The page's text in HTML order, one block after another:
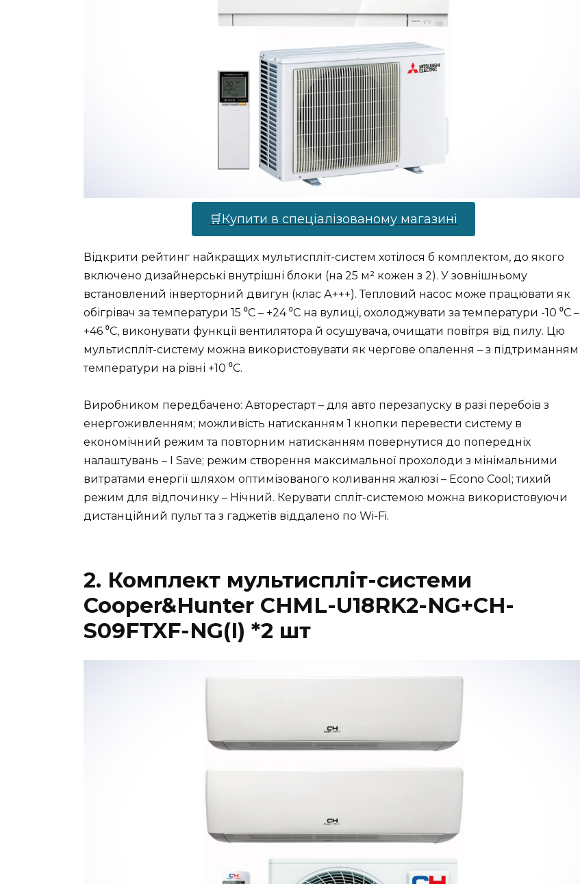
🛒Купити в спеціалізованому магазині
Відкрити рейтинг найкращих мультиспліт-систем хотілося б комплектом, до якого
включено дизайнерські внутрішні блоки (на 25 м² кожен з 2). У зовнішньому
встановлений інверторний двигун (клас А+++). Тепловий насос може працювати як
обігрівач за температури 15 ⁰С – +24 ⁰С на вулиці, охолоджувати за температури -10 ⁰С –
+46 ⁰С, виконувати функції вентилятора й осушувача, очищати повітря від пилу. Цю
мультиспліт-систему можна використовувати як чергове опалення – з підтриманням
температури на рівні +10 ⁰С.
Виробником передбачено: Авторестарт – для авто перезапуску в разі перебоїв з
енергоживленням; можливість натисканням 1 кнопки перевести систему в
економічний режим та повторним натисканням повернутися до попередніх
налаштувань – I Save; режим створення максимальної прохолоди з мінімальними
витратами енергії шляхом оптимізованого коливання жалюзі – Econo Cool; тихий
режим для відпочинку – Нічний. Керувати спліт-системою можна використовуючи
дистанційний пульт та з гаджетів віддалено по Wi-Fi.
2. Комплект мультиспліт-системи
Cooper&Hunter CHML-U18RK2-NG+CH-
S09FTXF-NG(I) *2 шт